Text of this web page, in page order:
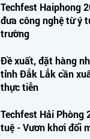
Techfest Haiphong
đưa công nghệ từ ý
trường
Đề xuất, đặt hàng
tỉnh Đắk Lắk cần
thực tiễn
Techfest Hải Phòng
tuệ - Vươn khơi đổi